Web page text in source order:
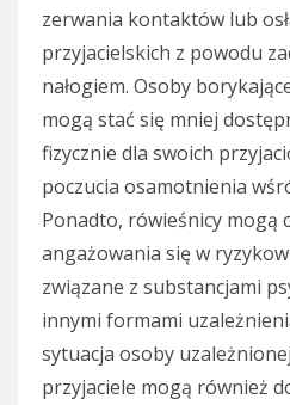
zerwania kontaktów lub
przyjacielskich z powodu
nałogiem. Osoby
mogą stać się mniej
fizycznie dla swoich
poczucia osamotnienia
Ponadto, rówieśnicy mogą
angażowania się w
związane z substancjami
innymi formami
sytuacja osoby
przyjaciele mogą również